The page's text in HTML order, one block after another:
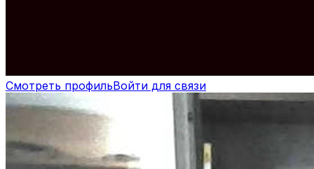
Смотреть профильВойти для связи